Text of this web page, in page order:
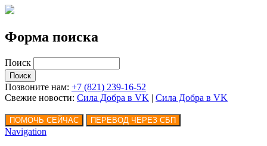
Форма поиска
Поиск
Позвоните нам: +7 (821) 239-16-52
Свежие новости: Сила Добра в VK | Сила Добра в VK
Navigation